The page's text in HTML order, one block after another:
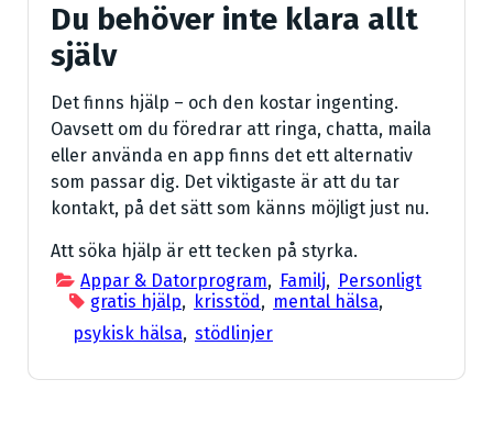
Du behöver inte klara allt
själv
Det finns hjälp – och den kostar ingenting.
Oavsett om du föredrar att ringa, chatta, maila
eller använda en app finns det ett alternativ
som passar dig. Det viktigaste är att du tar
kontakt, på det sätt som känns möjligt just nu.
Att söka hjälp är ett tecken på styrka.
Appar & Datorprogram, Familj, Personligt
gratis hjälp, krisstöd , mental hälsa,
psykisk hälsa, stödlinjer